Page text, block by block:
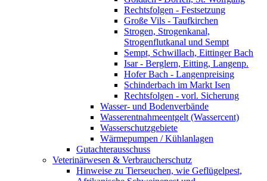
Rechtsfolgen - Festsetzung
Große Vils - Taufkirchen
Strogen, Strogenkanal,
Strogenflutkanal und Sempt
Sempt, Schwillach, Eittinger Bach
Isar - Berglern, Eitting, Langenp.
Hofer Bach - Langenpreising
Schinderbach im Markt Isen
Rechtsfolgen - vorl. Sicherung
Wasser- und Bodenverbände
Wasserentnahmeentgelt (Wassercent)
Wasserschutzgebiete
Wärmepumpen / Kühlanlagen
Gutachterausschuss
Veterinärwesen & Verbraucherschutz
Hinweise zu Tierseuchen, wie Geflügelpest,